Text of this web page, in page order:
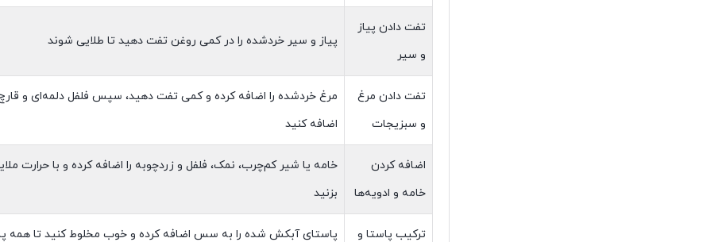
تفت دادن پیاز
و سیر
پیاز و سیر خردشده را در کمی روغن تفت دهید تا طلایی شوند
تفت دادن مرغ
و سبزیجات
مرغ خردشده را اضافه کرده و کمی تفت دهید، سپس فلفل دلمه‌ای و قارچ
اضافه کنید
اضافه کردن
خامه و ادویه‌ها
خامه یا شیر کم‌چرب، نمک، فلفل و زردچوبه را اضافه کرده و با حرارت
بزنید
ترکیب پاستا و پاستای آبکش شده را به سس اضافه کرده و خوب مخلوط کنید تا همه